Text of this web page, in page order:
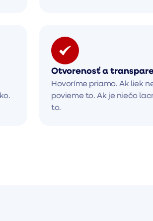
Otvorenosť a
Hovoríme priamo. Ak liek
povieme to. Ak je niečo
to.